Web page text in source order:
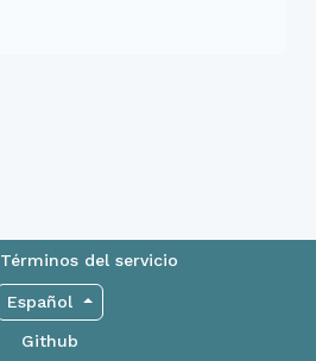
Términos del servicio
Español
Github